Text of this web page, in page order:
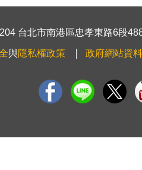
台北市南港區忠孝東路6段
與隱私權政策 政府網站資